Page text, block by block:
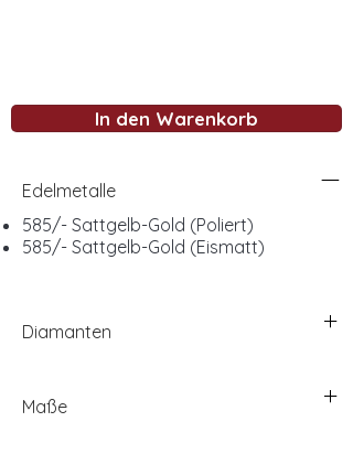
In den Warenkorb
Edelmetalle
585/- Sattgelb-Gold (Poliert)
585/- Sattgelb-Gold (Eismatt)
Diamanten
Maße